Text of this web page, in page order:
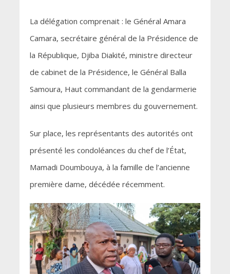
La délégation comprenait : le Général Amara
Camara, secrétaire général de la Présidence de
la République, Djiba Diakité, ministre directeur
de cabinet de la Présidence, le Général Balla
Samoura, Haut commandant de la gendarmerie
ainsi que plusieurs membres du gouvernement.
Sur place, les représentants des autorités ont
présenté les condoléances du chef de l’État,
Mamadi Doumbouya, à la famille de l’ancienne
première dame, décédée récemment.